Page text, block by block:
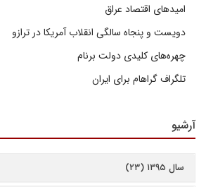
امیدهای اقتصاد عراق
دویست و پنجاه سالگی انقلاب آمریکا در ترازو
چهره‌های کلیدی دولت برنام
تلگراف گراهام برای ایران
آرشیو
سال ۱۳۹۵ (۲۳)